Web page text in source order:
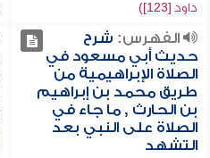
داود [123])
الفهرس: شرح
حديث أبي مسعود في
الصلاة الإبراهيمية من
طريق محمد بن إبراهيم
بن الحارث , ما جاء في
الصلاة على النبي بعد
التشهد